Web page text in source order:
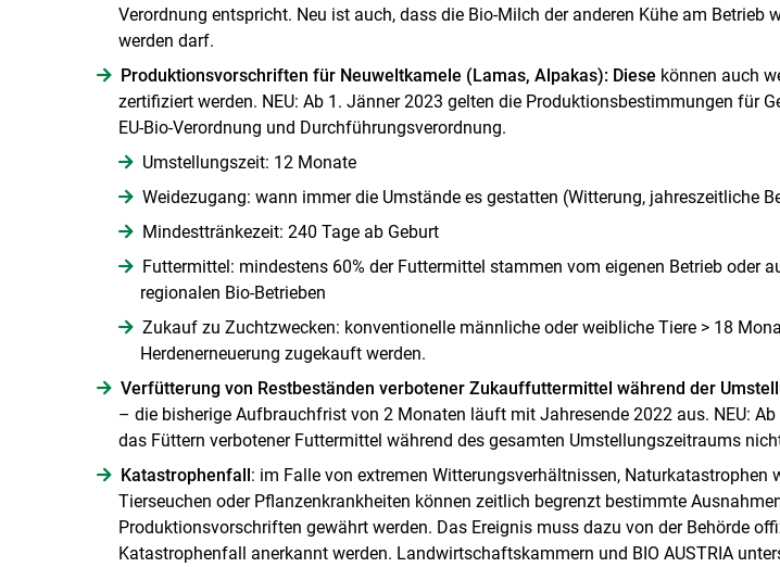
Verordnung entspricht. Neu ist auch, dass die Bio-Milch der anderen Kühe am Betrieb
werden darf.
Produktionsvorschriften für Neuweltkamele (Lamas, Alpakas): Diese können auch
zertifiziert werden. NEU: Ab 1. Jänner 2023 gelten die Produktionsbestimmungen für
EU-Bio-Verordnung und Durchführungsverordnung.
Umstellungszeit: 12 Monate
Weidezugang: wann immer die Umstände es gestatten (Witterung, jahreszeitliche
Mindesttränkezeit: 240 Tage ab Geburt
Futtermittel: mindestens 60% der Futtermittel stammen vom eigenen Betrieb oder
regionalen Bio-Betrieben
Zukauf zu Zuchtzwecken: konventionelle männliche oder weibliche Tiere > 18
Herdenerneuerung zugekauft werden.
Verfütterung von Restbeständen verbotener Zukauffuttermittel während der
– die bisherige Aufbrauchfrist von 2 Monaten läuft mit Jahresende 2022 aus. NEU:
das Füttern verbotener Futtermittel während des gesamten Umstellungszeitraums
Katastrophenfall: im Falle von extremen Witterungsverhältnissen, Naturkatastrophen
Tierseuchen oder Pflanzenkrankheiten können zeitlich begrenzt bestimmte
Produktionsvorschriften gewährt werden. Das Ereignis muss dazu von der Behörde
Katastrophenfall anerkannt werden. Landwirtschaftskammern und BIO AUSTRIA